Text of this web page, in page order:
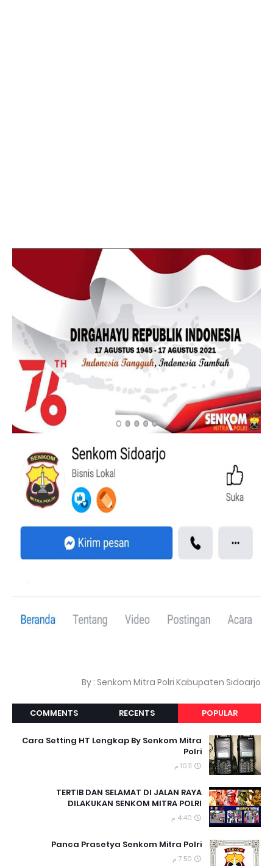
By : Senkom Mitra Polri Kabupaten Sidoarjo
POPULAR
RECENTS
COMMENTS
Cara Setting HT Lengkap By Senkom Mitra
Polri
10:11 م
TERTIB DAN SELAMAT DI JALAN RAYA
DILAKUKAN SENKOM MITRA POLRI
4:40 م
Panca Prasetya Senkom Mitra Polri
7:50 م